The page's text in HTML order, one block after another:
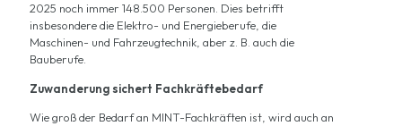
2025 noch immer 148.500 Personen. Dies betrifft
insbesondere die Elektro- und Energieberufe, die
Maschinen- und Fahrzeugtechnik, aber z. B. auch die
Bauberufe.
Zuwanderung sichert Fachkräftebedarf
Wie groß der Bedarf an MINT-Fachkräften ist, wird auch an